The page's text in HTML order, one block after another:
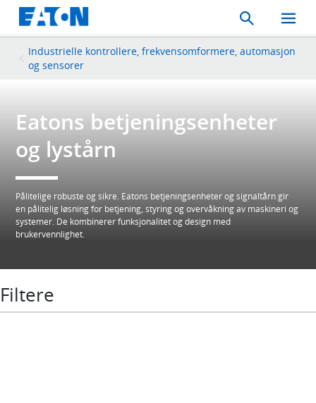
Search
Toggle
Mobile
Menu
Industrielle kontrollere, frekvensomformere, automasjon
og sensorer
Eatons betjeningsenheter
og lystårn
Pålitelige robuste og sikre. Eatons betjeningsenheter og signaltårn gir
en pålitelig løsning for betjening, styring og overvåkning av maskineri og
systemer. De kombinerer funksjonalitet og design med
brukervennlighet.
Filtere